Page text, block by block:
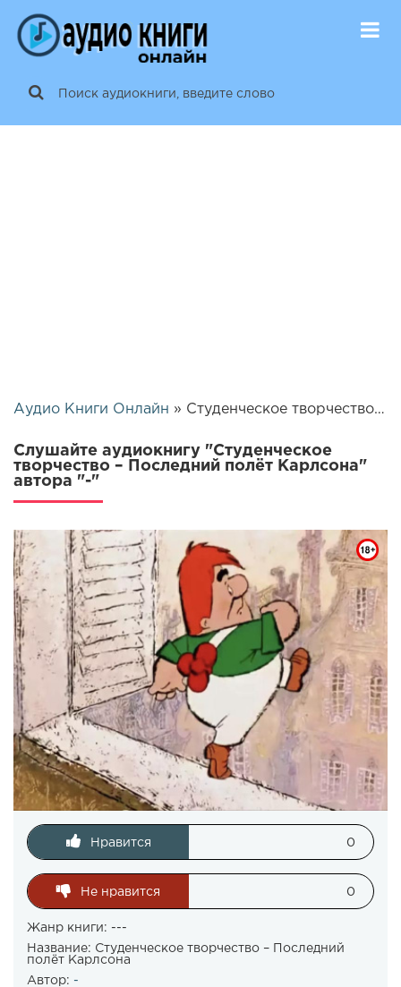
Аудио Книги Онлайн » Студенческое творчество – Последний полёт Карлсона | 26649
Слушайте аудиокнигу "Студенческое
творчество – Последний полёт Карлсона"
автора "-"
Нравится 0
Не нравится 0
Жанр книги: ---
Название: Студенческое творчество – Последний
полёт Карлсона
Автор: -